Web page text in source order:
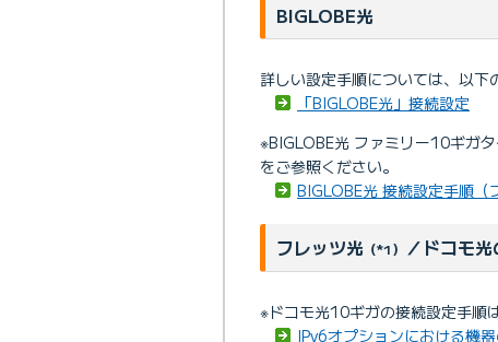
BIGLOBE光
詳しい設定手順については、以下
「BIGLOBE光」接続設定
※BIGLOBE光 ファミリー10ギガ
をご参照ください。
BIGLOBE光 接続設定手順（
フレッツ光 （*1） ／ドコモ
※ドコモ光10ギガの接続設定手順
IPv6オプションにおける機